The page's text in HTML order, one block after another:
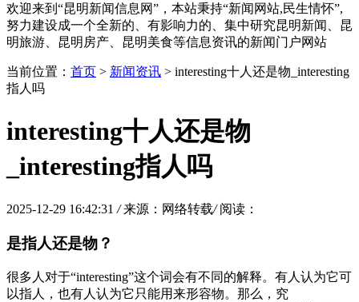
欢迎来到“昆明新闻信息网”，本站秉持“新闻网站,民生情怀”,
努力建设成一个全新的、有影响力的、集中研究昆明新闻、昆
明旅游、昆明房产、昆明美食等信息资讯的新闻门户网站
当前位置： 首页 > 新闻资讯 > interesting十人还是物_interesting
指人吗
interesting十人还是物
_interesting指人吗
2025-12-29 16:42:31/ 来源：网络转载/ 阅读：
是指人还是物？
很多人对于“interesting”这个词会有不同的解释。有人认为它可
以指人，也有人认为它只能用来形容物。那么，究